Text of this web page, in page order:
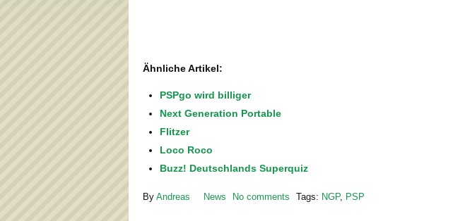
Ähnliche Artikel:
PSPgo wird billiger
Next Generation Portable
Flitzer
Loco Roco
Buzz! Deutschlands Superquiz
By Andreas News No comments Tags: NGP, PSP